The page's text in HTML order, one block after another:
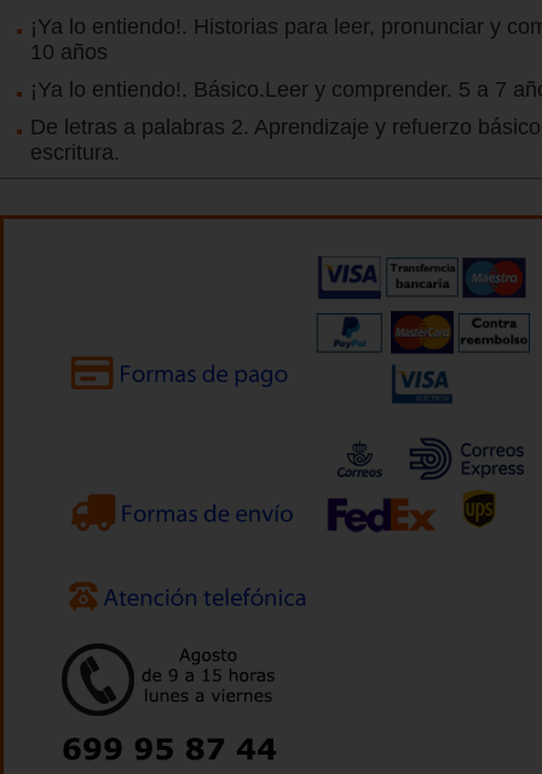
¡Ya lo entiendo!. Historias para leer, pronunciar y
10 años
¡Ya lo entiendo!. Básico.Leer y comprender. 5 a 7
De letras a palabras 2. Aprendizaje y refuerzo
escritura.